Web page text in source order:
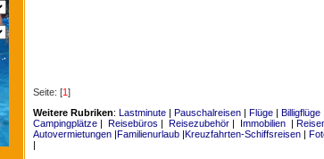
Seite: [1]
Weitere Rubriken: Lastminute | Pauschalreisen | Flüge | Billigflüge
Campingplätze | Reisebüros | Reisezubehör | Immobilien |
Autovermietungen |Familienurlaub |Kreuzfahrten-Schiffsreisen |
|